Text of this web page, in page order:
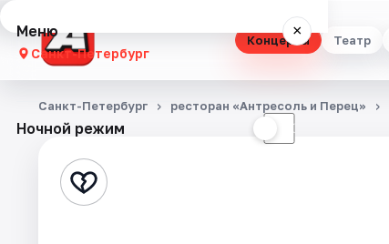
Концерты Театр
Меню ×
Санкт-Петербург
Концерты
Стендап
Ночной режим ☾
Санкт-Петербург ресторан «Антресоль и Перец»